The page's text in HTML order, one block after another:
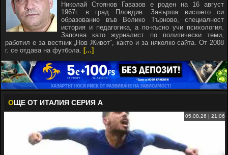
Николай Стоянов Гавазов е роден на 16 август
1967г. в град Пловдив. Завърша висшето си
образование във Велико Търново, специалност
история и педагогика, а по-късно учи психология.
Започва като журналист по политически теми,
работил е за вестник „Нов Живот”, както и за няколко сайта. От 2008
г. се отдава на футбола. [...]
ОЩЕ ОТ ИТАЛИЯ СЕРИЯ А
05.08.26 | 21:06